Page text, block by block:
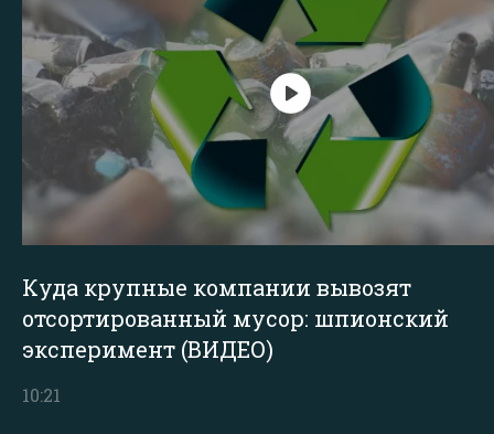
Куда крупные компании вывозят
отсортированный мусор: шпионский
эксперимент (ВИДЕО)
10:21